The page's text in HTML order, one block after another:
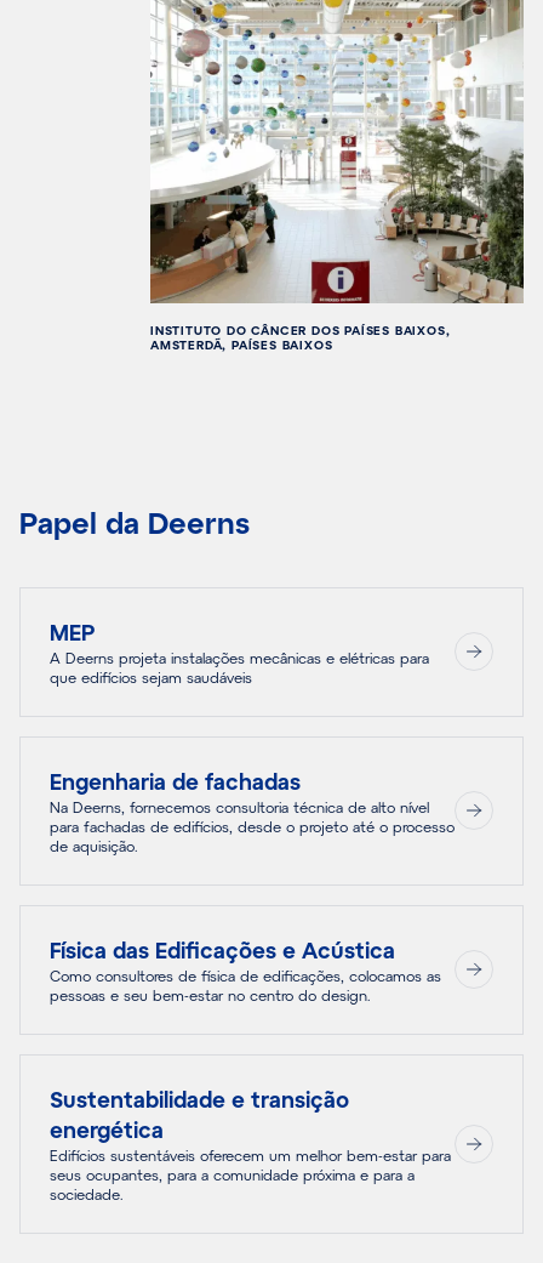
INSTITUTO DO CÂNCER DOS PAÍSES BAIXOS,
AMSTERDÃ, PAÍSES BAIXOS
Papel da Deerns
MEP
A Deerns projeta instalações mecânicas e elétricas para
que edifícios sejam saudáveis
Engenharia de fachadas
Na Deerns, fornecemos consultoria técnica de alto nível
para fachadas de edifícios, desde o projeto até o processo
de aquisição.
Física das Edificações e Acústica
Como consultores de física de edificações, colocamos as
pessoas e seu bem-estar no centro do design.
Sustentabilidade e transição
energética
Edifícios sustentáveis oferecem um melhor bem-estar para
seus ocupantes, para a comunidade próxima e para a
sociedade.